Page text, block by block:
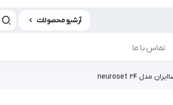
آرشیو محصولات
تماس با ما